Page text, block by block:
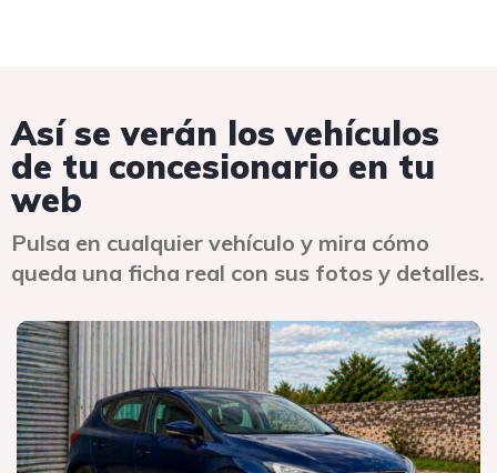
Así se verán los vehículos
de tu concesionario en tu
web
Pulsa en cualquier vehículo y mira cómo
queda una ficha real con sus fotos y detalles.